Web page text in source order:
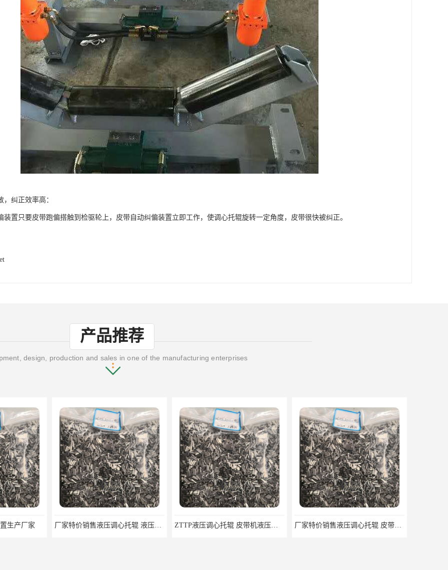
，纠正效率高：
装置只要皮带跑偏搭触到检驱轮上，皮带自动纠偏装置立即工作，使调心托辊旋转一定角度，皮带很快被纠正。
产品推荐
design, production and sales in one of the manufacturing enterprises
ZTTP液压调心托辊 皮带机液压调心托辊 运输机液压调心托辊